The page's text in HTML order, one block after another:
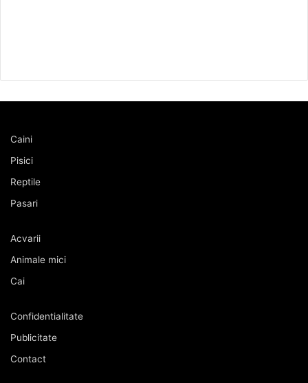
Caini
Pisici
Reptile
Pasari
Acvarii
Animale mici
Cai
Confidentialitate
Publicitate
Contact